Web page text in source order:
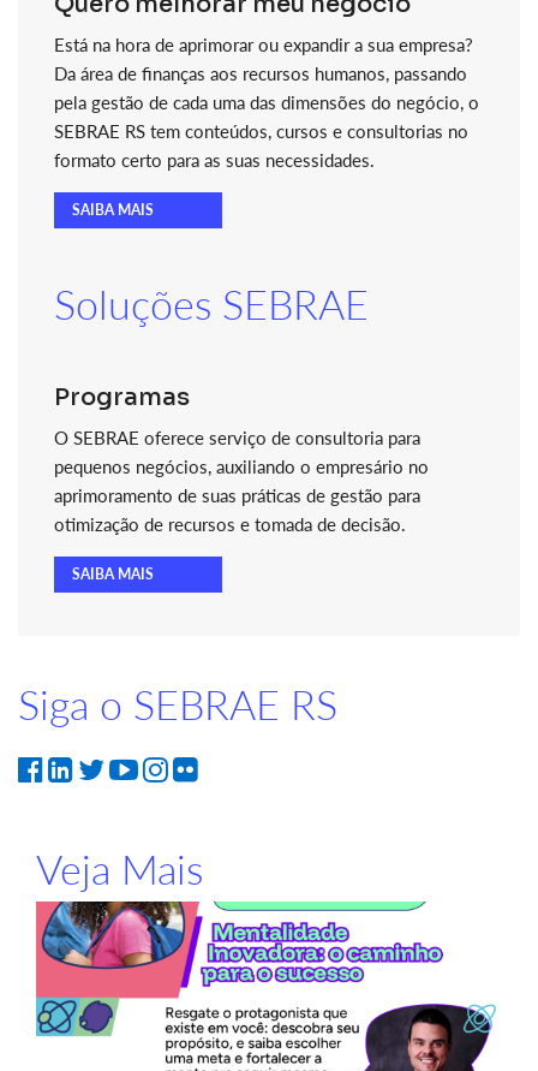
Está na hora de aprimorar ou expandir a sua empresa?
Da área de finanças aos recursos humanos, passando
pela gestão de cada uma das dimensões do negócio, o
SEBRAE RS tem conteúdos, cursos e consultorias no
formato certo para as suas necessidades.
SAIBA MAIS
Soluções SEBRAE
Programas
O SEBRAE oferece serviço de consultoria para
pequenos negócios, auxiliando o empresário no
aprimoramento de suas práticas de gestão para
otimização de recursos e tomada de decisão.
SAIBA MAIS
Siga o SEBRAE RS
Veja Mais